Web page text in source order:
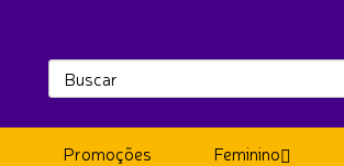
Promoções Feminino